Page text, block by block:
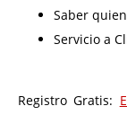
Saber
Servicio a
Registro Gratis: